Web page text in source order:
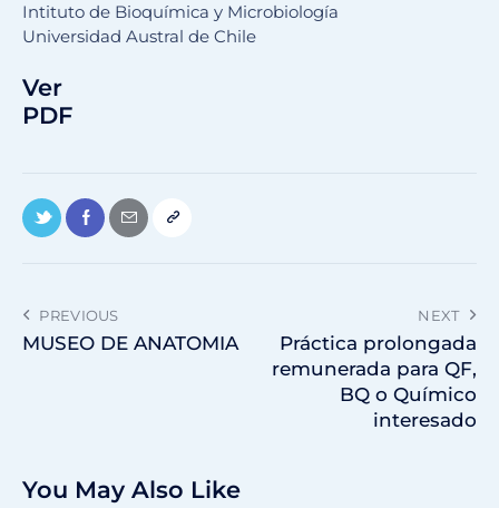
Intituto de Bioquímica y Microbiología
Universidad Austral de Chile
Ver
PDF
PREVIOUS
MUSEO DE ANATOMIA
NEXT
Práctica prolongada
remunerada para QF,
BQ o Químico
interesado
You May Also Like